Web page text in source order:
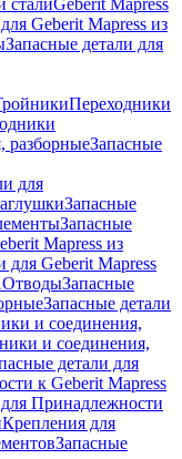
сталиGeberit Mapress
Geberit Mapress из
Запасные детали для
Переходники
разборныеЗапасные
для
Запасные
Запасные
Mapress из
для Geberit Mapress
ОтводыЗапасные
Запасные детали
и соединения,
и соединения,
детали для
к Geberit Mapress
Принадлежности
Крепления для
Запасные